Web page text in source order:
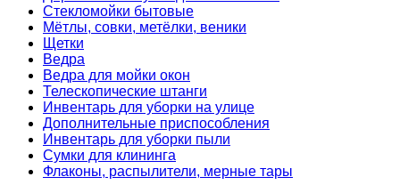
Стекломойки бытовые
Мётлы, совки, метёлки, веники
Щетки
Ведра
Ведра для мойки окон
Телескопические штанги
Инвентарь для уборки на улице
Дополнительные приспособления
Инвентарь для уборки пыли
Сумки для клининга
Флаконы, распылители, мерные тары